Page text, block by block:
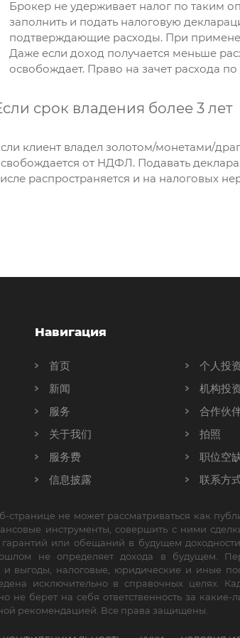
Брокер не удерживает налог по таким
заполнить и подать налоговую
подтверждающие расходы. При
Даже если доход получается меньше
освобождает. Право на зачет расхода
срок владения более 3 лет
клиент владел золотом/монетами/
от НДФЛ. Подавать
распространяется и на налоговых
Навигация
首页
新闻
服务
关于我们
服务费
信息披露
个人投
机构投
合作伙
拍照
职位空
联系方
не может рассматриваться как
инструменты, совершить с ними
или обещаний в будущем
не определяет дохода в будущем.
выгоды, налоговые, юридические и иные
исключительно в справочных целях.
не берет на себя ответственность за
рекомендацией. Все права защищены.